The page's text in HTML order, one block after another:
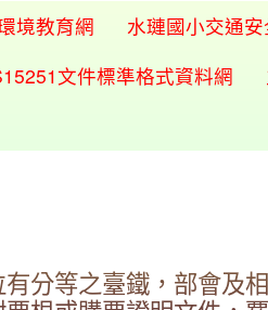
境教育網
水璉國小交通
文件標準格式資料網
分等之臺鐵，部會及